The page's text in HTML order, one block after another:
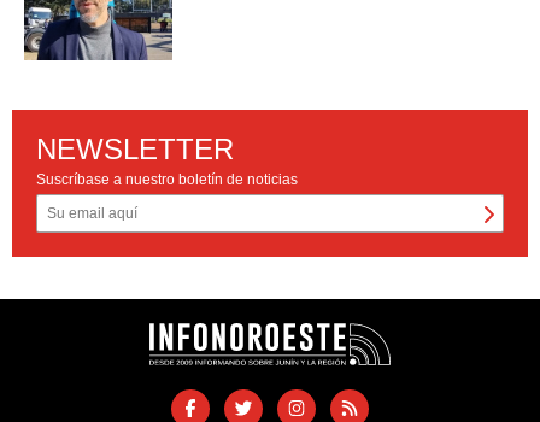
NEWSLETTER
Suscríbase a nuestro boletín de noticias